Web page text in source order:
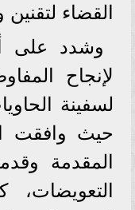
القضاء
وشدد على
لإنجاح
حيث وافقت
المقدمة